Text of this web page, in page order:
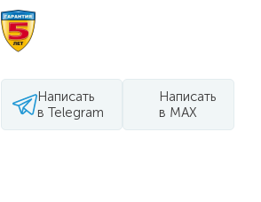
Написать
в Telegram
Написать
в MAX